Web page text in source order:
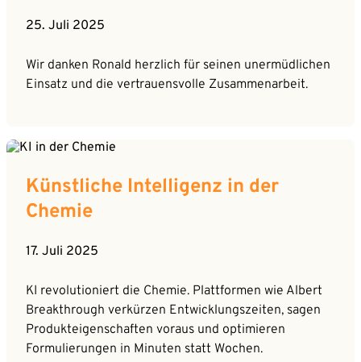
25. Juli 2025
Wir danken Ronald herzlich für seinen unermüdlichen
Einsatz und die vertrauensvolle Zusammenarbeit.
Künstliche Intelligenz in der
Chemie
17. Juli 2025
KI revolutioniert die Chemie. Plattformen wie Albert
Breakthrough verkürzen Entwicklungszeiten, sagen
Produkteigenschaften voraus und optimieren
Formulierungen in Minuten statt Wochen.